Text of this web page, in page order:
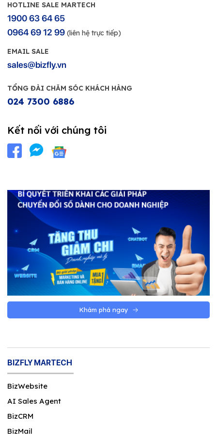
HOTLINE SALE MARTECH
1900 63 64 65
0964 69 12 99 (liên hệ trực tiếp)
EMAIL SALE
sales@bizfly.vn
TỔNG ĐÀI CHĂM SÓC KHÁCH HÀNG
024 7300 6886
Kết nối với chúng tôi
Khám phá ngay
BIZFLY MARTECH
BizWebsite
AI Sales Agent
BizCRM
BizMail